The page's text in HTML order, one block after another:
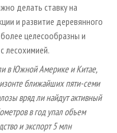
делать ставку на
и развитие деревянного
целесообразны и
лесохимией.
в Южной Америке и Китае,
ближайших пяти-семи
вряд ли найдут активный
в год упал объем
и экспорт 5 млн